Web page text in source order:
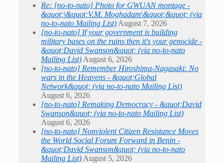
Re: [no-to-nato] Photo for GWUAN montage -
&quot;\&quot;V.M. Moghadam\&quot;&quot; (via
no-to-nato Mailing List) August 7, 2026
[no-to-nato] If your government is building
military bases on the ruins then it's your genocide -
&quot;David Swanson&quot; (via no-to-nato
Mailing List) August 6, 2026
[no-to-nato] Remember Hiroshima-Nagasaki: No
wars in the Heavens - &quot;Global
Network&quot; (via no-to-nato Mailing List)
August 6, 2026
[no-to-nato] Remaking Democracy - &quot;David
Swanson&quot; (via no-to-nato Mailing List)
August 6, 2026
[no-to-nato] Nonviolent Citizen Resistance Moves
the World Social Forum Forward in Benin -
&quot;David Swanson&quot; (via no-to-nato
Mailing List) August 5, 2026